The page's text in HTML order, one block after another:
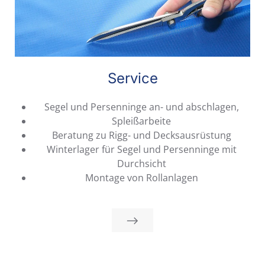
Service
Segel und Persenninge an- und abschlagen,
Spleißarbeite
Beratung zu Rigg- und Decksausrüstung
Winterlager für Segel und Persenninge mit
Durchsicht
Montage von Rollanlagen